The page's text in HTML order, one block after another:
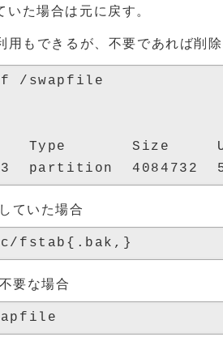
た場合は元に戻す。
用もできるが、不要であれば削
/swapfile
Type       Size
ていた場合
要な場合